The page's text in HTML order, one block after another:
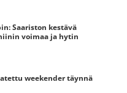
Saariston kestävä
voimaa ja hytin
weekender täynnä